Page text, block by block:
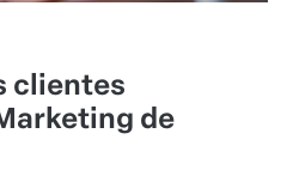
clientes
de